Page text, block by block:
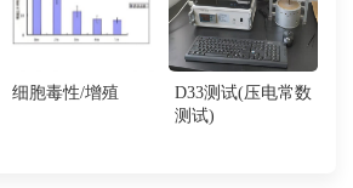
细胞毒性/增殖
D33测试(压电常数
测试)